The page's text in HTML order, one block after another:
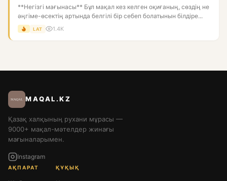
**Негізгі мағынасы** Бұл мақал кез келген оқиғаның, сөздің не
әңгіме-өсектің артында белгілі бір себеп болатынын білдіре...
LAT 1.4K
MAQAL.KZ
Қазақ халқының рухани мұрасы —
9000+ мақал-мәтелдер жинағы
мағыналарымен.
Instagram
АҚПАРАТ ҚҰҚЫҚ